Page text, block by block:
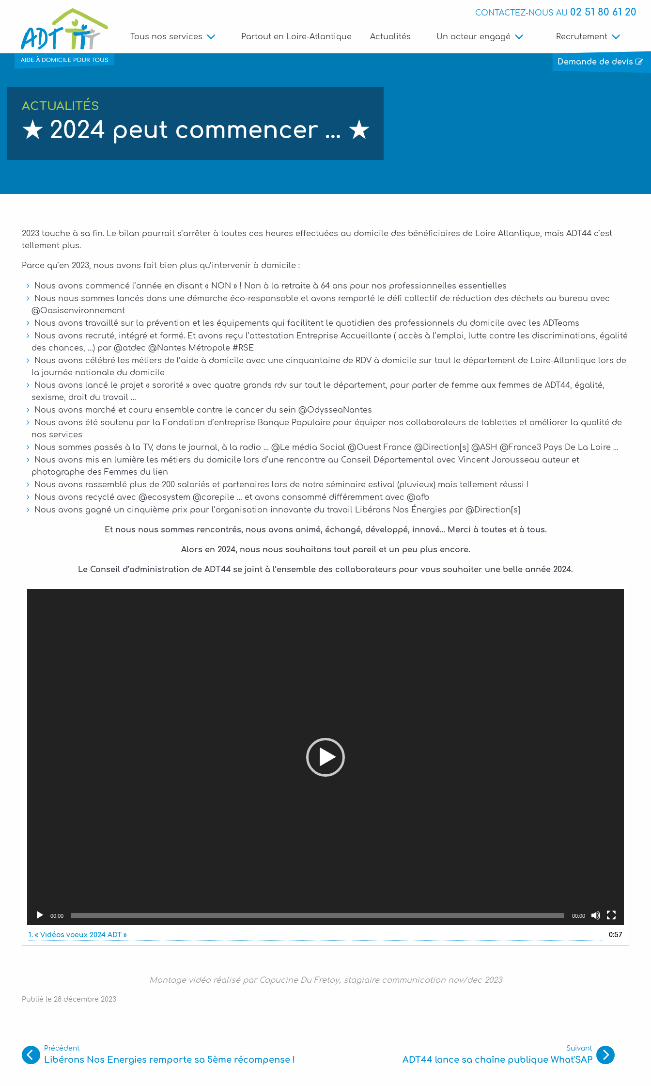
CONTACTEZ-NOUS AU 02 51 80 61 20
Tous nos services Partout en Loire-Atlantique Actualités Un acteur engagé Recrutement
Demande de devis
ACTUALITÉS
★ 2024 peut commencer … ★
2023 touche à sa fin. Le bilan pourrait s’arrêter à toutes ces heures effectuées au domicile des bénéficiaires de Loire Atlantique, mais ADT44 c’est
tellement plus.
Parce qu’en 2023, nous avons fait bien plus qu’intervenir à domicile :
Nous avons commencé l’année en disant « NON » ! Non à la retraite à 64 ans pour nos professionnelles essentielles
Nous nous sommes lancés dans une démarche éco-responsable et avons remporté le défi collectif de réduction des déchets au bureau avec
@Oasisenvironnement
Nous avons travaillé sur la prévention et les équipements qui facilitent le quotidien des professionnels du domicile avec les ADTeams
Nous avons recruté, intégré et formé. Et avons reçu l’attestation Entreprise Accueillante ( accès à l’emploi, lutte contre les discriminations, égalité
des chances, …) par @atdec @Nantes Métropole #RSE
Nous avons célébré les métiers de l’aide à domicile avec une cinquantaine de RDV à domicile sur tout le département de Loire-Atlantique lors de
la journée nationale du domicile
Nous avons lancé le projet « sororité » avec quatre grands rdv sur tout le département, pour parler de femme aux femmes de ADT44, égalité,
sexisme, droit du travail …
Nous avons marché et couru ensemble contre le cancer du sein @OdysseaNantes
Nous avons été soutenu par la Fondation d’entreprise Banque Populaire pour équiper nos collaborateurs de tablettes et améliorer la qualité de
nos services
Nous sommes passés à la TV, dans le journal, à la radio … @Le média Social @Ouest France @Direction[s] @ASH @France3 Pays De La Loire …
Nous avons mis en lumière les métiers du domicile lors d’une rencontre au Conseil Départemental avec Vincent Jarousseau auteur et
photographe des Femmes du lien
Nous avons rassemblé plus de 200 salariés et partenaires lors de notre séminaire estival (pluvieux) mais tellement réussi !
Nous avons recyclé avec @ecosystem @corepile … et avons consommé différemment avec @afb
Nous avons gagné un cinquième prix pour l’organisation innovante du travail Libérons Nos Énergies par @Direction[s]
Et nous nous sommes rencontrés, nous avons animé, échangé, développé, innové… Merci à toutes et à tous.
Alors en 2024, nous nous souhaitons tout pareil et un peu plus encore.
Le Conseil d’administration de ADT44 se joint à l’ensemble des collaborateurs pour vous souhaiter une belle année 2024.
00:00 00:00
1. « Vidéos voeux 2024 ADT » 0:57
Montage vidéo réalisé par Capucine Du Fretay, stagiaire communication nov/dec 2023
Publié le 28 décembre 2023
Précédent
Libérons Nos Energies remporte sa 5ème récompense !
Suivant
ADT44 lance sa chaîne publique What'SAP